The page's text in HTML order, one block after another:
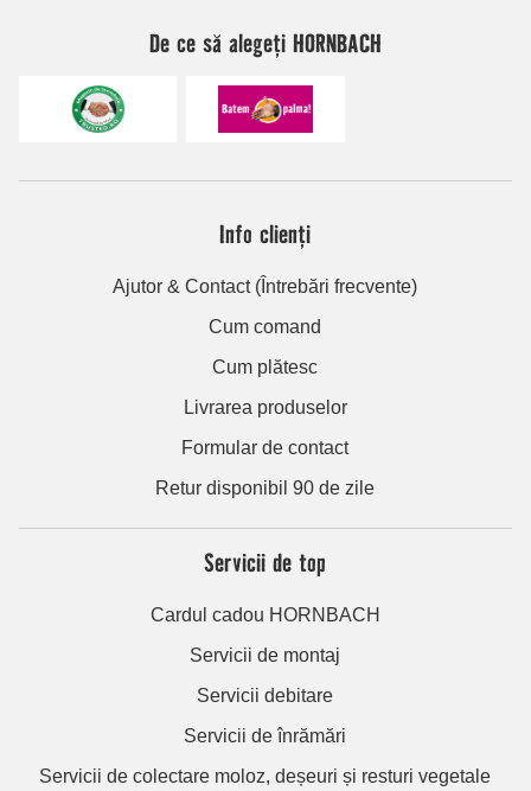
De ce să alegeți HORNBACH
Info clienți
Ajutor & Contact (Întrebări frecvente)
Cum comand
Cum plătesc
Livrarea produselor
Formular de contact
Retur disponibil 90 de zile
Servicii de top
Cardul cadou HORNBACH
Servicii de montaj
Servicii debitare
Servicii de înrămări
Servicii de colectare moloz, deșeuri și resturi vegetale